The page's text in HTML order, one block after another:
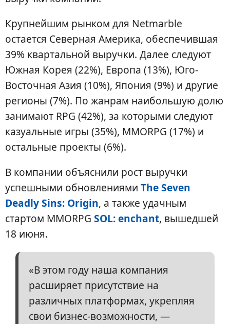
Крупнейшим рынком для Netmarble
остается Северная Америка, обеспечившая
39% квартальной выручки. Далее следуют
Южная Корея (22%), Европа (13%), Юго-
Восточная Азия (10%), Япония (9%) и другие
регионы (7%). По жанрам наибольшую долю
занимают RPG (42%), за которыми следуют
казуальные игры (35%), MMORPG (17%) и
остальные проекты (6%).
В компании объяснили рост выручки
успешными обновлениями The Seven
Deadly Sins: Origin, а также удачным
стартом MMORPG SOL: enchant, вышедшей
18 июня.
«В этом году наша компания
расширяет присутствие на
различных платформах, укрепляя
свои бизнес-возможности, —